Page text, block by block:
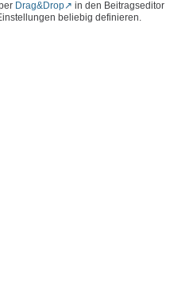
Drag&Drop
in den Beitragseditor
beliebig definieren.